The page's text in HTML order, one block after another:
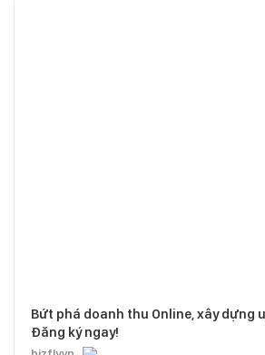
Bứt phá doanh thu Online, xây dựng
Đăng ký ngay!